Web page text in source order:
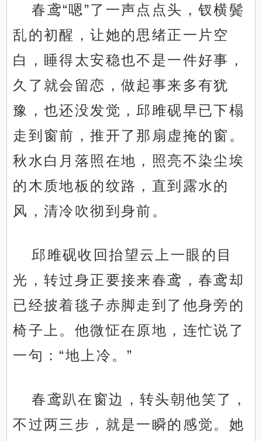
春鸢“嗯”了一声点点头，钗横鬓
乱的初醒，让她的思绪正一片空
白，睡得太安稳也不是一件好事，
久了就会留恋，做起事来多有犹
豫，也还没发觉，邱雎砚早已下榻
走到窗前，推开了那扇虚掩的窗。
秋水白月落照在地，照亮不染尘埃
的木质地板的纹路，直到露水的
风，清冷吹彻到身前。
邱雎砚收回抬望云上一眼的目
光，转过身正要接来春鸢，春鸢却
已经披着毯子赤脚走到了他身旁的
椅子上。他微怔在原地，连忙说了
一句：“地上冷。”
春鸢趴在窗边，转头朝他笑了，
不过两三步，就是一瞬的感觉。她